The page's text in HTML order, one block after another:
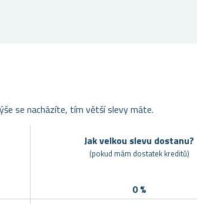
se nacházíte, tím větší slevy máte.
Jak velkou slevu dostanu?
(pokud mám dostatek kreditů)
0 %